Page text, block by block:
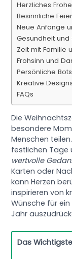
Herzliches
Besinnliche
Neue Anfänge
Gesundheit und
Zeit mit Familie
Frohsinn und
Persönliche
Kreative
FAQs
Die
besondere
Menschen
festlichen Tage
wertvolle
Karten oder
kann Herzen
inspirieren von
Wünsche für
Jahr
Das